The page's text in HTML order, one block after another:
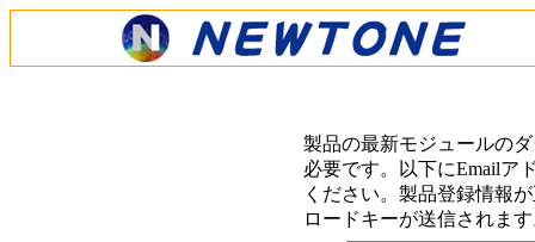
製品の最新モジュールの
必要です。以下にEmailア
ください。製品登録情報
ロードキーが送信されま